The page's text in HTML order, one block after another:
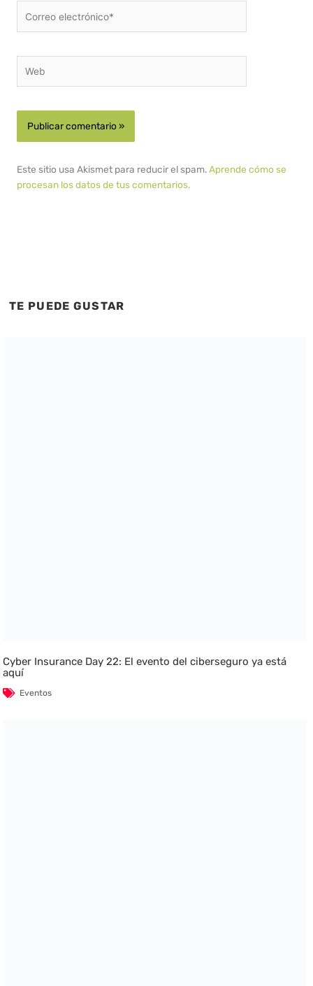
electrónico*
Este sitio usa Akismet para reducir el spam.Aprende cómo se
procesan los datos de tus comentarios.
TE PUEDE GUSTAR
Cyber Insurance Day 22: El evento del ciberseguro ya está
aquí
Eventos